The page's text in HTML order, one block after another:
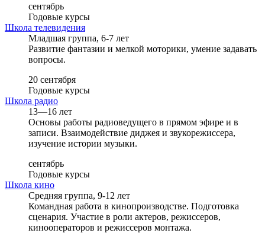
сентябрь
Годовые курсы
Школа телевидения
Младшая группа, 6-7 лет
Развитие фантазии и мелкой моторики, умение задавать
вопросы.
20 сентября
Годовые курсы
Школа радио
13—16 лет
Основы работы радиоведущего в прямом эфире и в
записи. Взаимодействие диджея и звукорежиссера,
изучение истории музыки.
сентябрь
Годовые курсы
Школа кино
Средняя группа, 9-12 лет
Командная работа в кинопроизводстве. Подготовка
сценария. Участие в роли актеров, режиссеров,
кинооператоров и режиссеров монтажа.